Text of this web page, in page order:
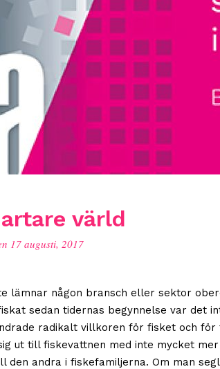
värld
17 augusti, 2017
lämnar någon bransch eller sektor
sedan tidernas begynnelse var det
radikalt villkoren för fisket och
ut till fiskevattnen med inte mycket
andra i fiskefamiljerna. Om man